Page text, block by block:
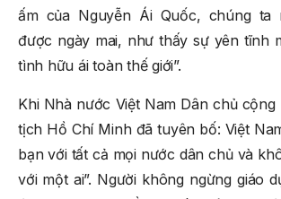
ấm của Nguyễn Ái Quốc, chúng ta
được ngày mai, như thấy sự yên tĩnh
tình hữu ái toàn thế giới”.
Khi Nhà nước Việt Nam Dân chủ
tịch Hồ Chí Minh đã tuyên bố: Việt
bạn với tất cả mọi nước dân chủ và
với một ai”. Người không ngừng giáo